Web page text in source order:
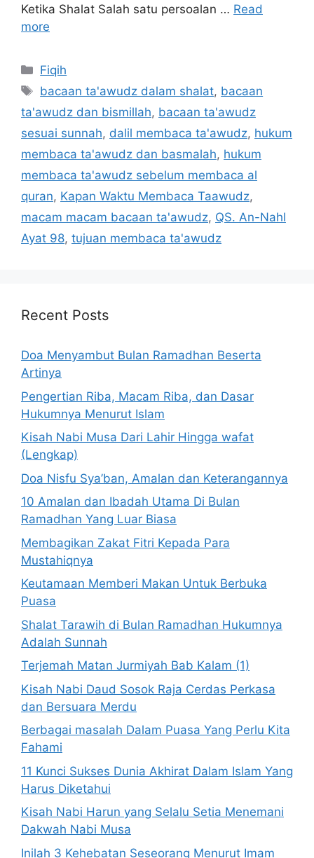
Ketika Shalat Salah satu persoalan … Read
more
Categories
Fiqih
Tags
bacaan ta'awudz dalam shalat, bacaan
ta'awudz dan bismillah, bacaan ta'awudz
sesuai sunnah, dalil membaca ta'awudz, hukum
membaca ta'awudz dan basmalah, hukum
membaca ta'awudz sebelum membaca al
quran, Kapan Waktu Membaca Taawudz,
macam macam bacaan ta'awudz, QS. An-Nahl
Ayat 98, tujuan membaca ta'awudz
Recent Posts
Doa Menyambut Bulan Ramadhan Beserta
Artinya
Pengertian Riba, Macam Riba, dan Dasar
Hukumnya Menurut Islam
Kisah Nabi Musa Dari Lahir Hingga wafat
(Lengkap)
Doa Nisfu Sya’ban, Amalan dan Keterangannya
10 Amalan dan Ibadah Utama Di Bulan
Ramadhan Yang Luar Biasa
Membagikan Zakat Fitri Kepada Para
Mustahiqnya
Keutamaan Memberi Makan Untuk Berbuka
Puasa
Shalat Tarawih di Bulan Ramadhan Hukumnya
Adalah Sunnah
Terjemah Matan Jurmiyah Bab Kalam (1)
Kisah Nabi Daud Sosok Raja Cerdas Perkasa
dan Bersuara Merdu
Berbagai masalah Dalam Puasa Yang Perlu Kita
Fahami
11 Kunci Sukses Dunia Akhirat Dalam Islam Yang
Harus Diketahui
Kisah Nabi Harun yang Selalu Setia Menemani
Dakwah Nabi Musa
Inilah 3 Kehebatan Seseorang Menurut Imam